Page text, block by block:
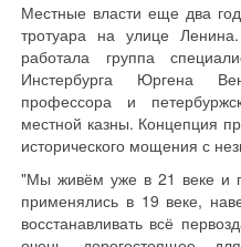
Местные власти еще два
тротуара на улице
работала группа
Инстербурга Юргена
профессора и
местной казны. Концепция
исторического мощения с
"Мы живём уже в 21 веке и
применялись в 19 веке,
восстанавливать всё